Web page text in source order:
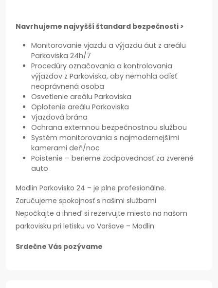
Navrhujeme najvyšší štandard bezpečnosti >
Monitorovanie vjazdu a výjazdu áut z areálu
Parkoviska 24h/7
Procedúry označovania a kontrolovania
výjazdov z Parkoviska, aby nemohla odísť
neoprávnená osoba
Osvetlenie areálu Parkoviska
Oplotenie areálu Parkoviska
Vjazdová brána
Ochrana externnou bezpečnostnou službou
Systém monitorovania s najmodernejšími
kamerami deň/noc
Poistenie – berieme zodpovednosť za zverené
auto
Modlin Parkovisko 24 – je plne profesionálne.
Zaručujeme spokojnosť s našimi službami
Nepočkajte a ihneď si rezervujte miesto na našom
parkovisku pri letisku vo Varšave – Modlin.
Srdečne Vás pozývame